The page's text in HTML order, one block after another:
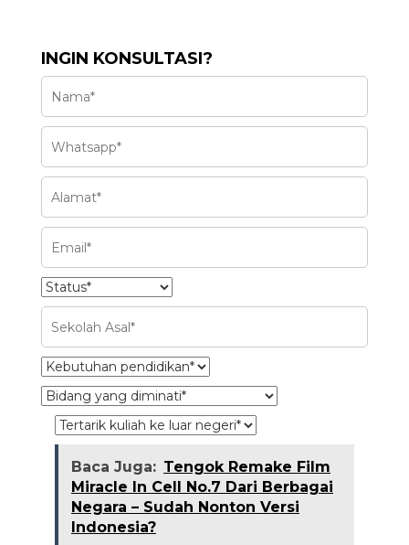
INGIN KONSULTASI?
Baca Juga: Tengok Remake Film
Miracle In Cell No.7 Dari Berbagai
Negara – Sudah Nonton Versi
Indonesia?